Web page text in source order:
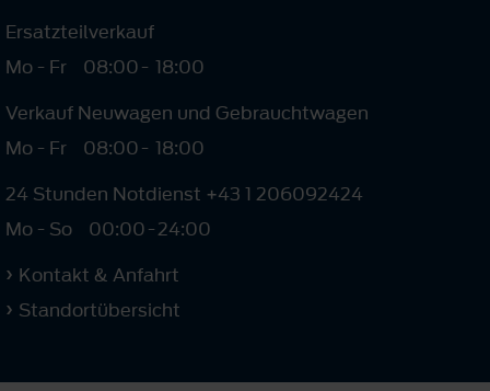
Ersatzteilverkauf
Mo - Fr
08:00- 18:00
Verkauf Neuwagen und Gebrauchtwagen
Mo - Fr
08:00- 18:00
24 Stunden Notdienst +43 1 206092424
Mo - So
00:00-24:00
Kontakt & Anfahrt
Standortübersicht